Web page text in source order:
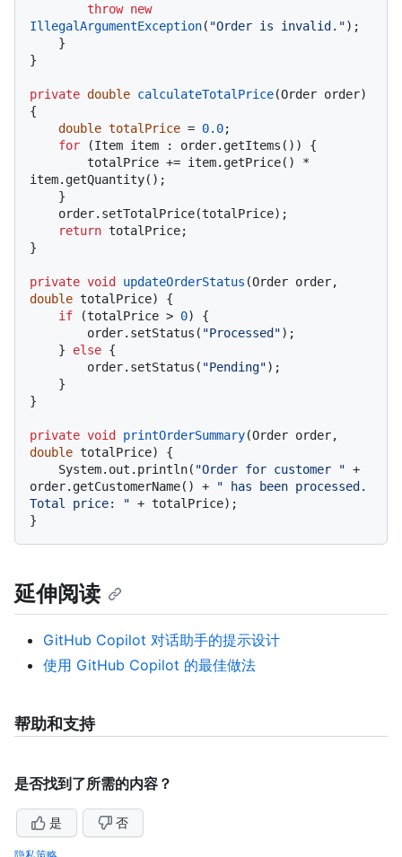
throw new
IllegalArgumentException( "Order is invalid.");
}
private double calculateTotalPrice(Order order)
{
double totalPrice = 0.0;
for (Item item : order.getItems()) {
item.getQuantity();
return totalPrice;
}
private void updateOrderStatus
double totalPrice)
{
if (totalPrice > 0) {
        order.setStatus(
"Processed");
    }
else {
        order.setStatus(
"Pending");
}
private void printOrderSummary
double totalPrice)
{
    System.out.println(
"Order for customer " +
order.getCustomerName() +
" has been processed.
Total price: " + totalPrice);
延伸阅读
GitHub Copilot 对话助手的提示设计
使用 GitHub Copilot 的最佳做法
帮助和支持
是否找到了所需的内容？
是 否